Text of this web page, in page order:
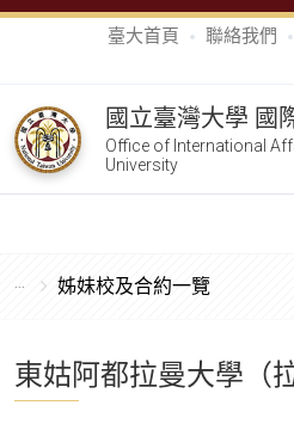
臺大首頁 聯絡我們
國立臺灣大學 國
Office of International
University
姊妹校及合約一覽
東姑阿都拉曼大學（